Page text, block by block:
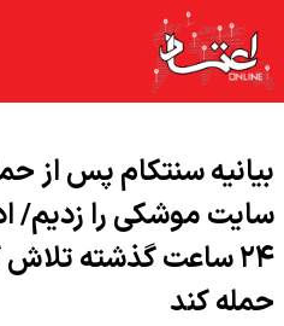
بیانیه سنتکام پس از
سایت موشکی را زدیم/
۲۴ ساعت گذشته تلاش
حمله کند